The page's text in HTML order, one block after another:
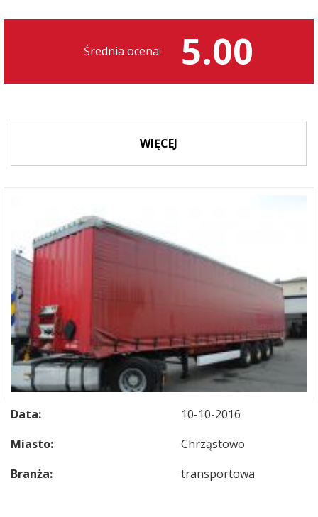
Średnia ocena: 5.00
WIĘCEJ
Data:
10-10-2016
Miasto:
Chrząstowo
Branża:
transportowa